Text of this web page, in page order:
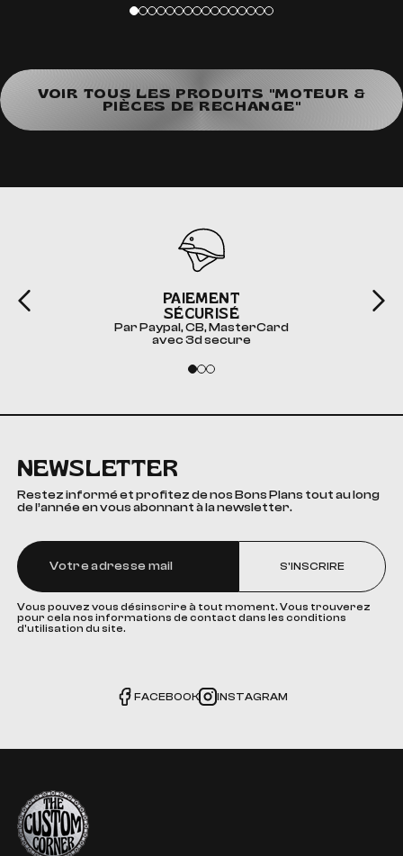
VOIR TOUS LES PRODUITS "MOTEUR &
PIÈCES DE RECHANGE"
PAIEMENT
SÉCURISÉ
Par Paypal, CB, MasterCard
avec 3d secure
NEWSLETTER
Restez informé et profitez de nos Bons Plans tout au long
de l’année en vous abonnant à la newsletter.
S'INSCRIRE
Vous pouvez vous désinscrire à tout moment. Vous trouverez
pour cela nos informations de contact dans les conditions
d'utilisation du site.
FACEBOOK INSTAGRAM
The Custom Corner